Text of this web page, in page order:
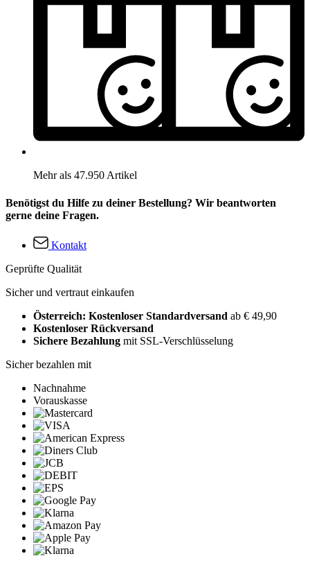
Mehr als 47.950 Artikel
Benötigst du Hilfe zu deiner Bestellung? Wir beantworten
gerne deine Fragen.
Kontakt
Geprüfte Qualität
Sicher und vertraut einkaufen
Österreich: Kostenloser Standardversand ab € 49,90
Kostenloser Rückversand
Sichere Bezahlung mit SSL-Verschlüsselung
Sicher bezahlen mit
Nachnahme
Vorauskasse